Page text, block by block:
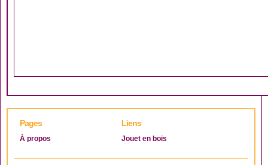
Pages
À propos
Liens
Jouet en bois